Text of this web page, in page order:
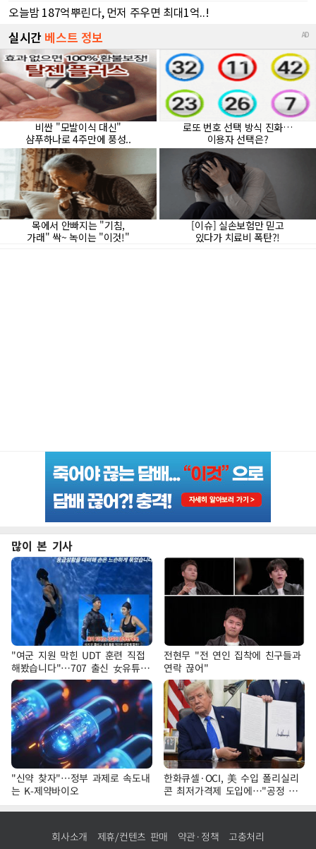
많이 본 기사
"여군 지원 막힌 UDT 훈련 직접
해봤습니다"…707 출신 女유튜버
'완벽 소화'
전현무 "전 연인 집착에 친구들과
연락 끊어"
"신약 찾자"…정부 과제로 속도내
는 K-제약바이오
한화큐셀·OCI, 美 수입 폴리실리
콘 최저가격제 도입에…"공정 경
쟁·수익성 개선 환영"
회사소개 제휴/컨텐츠 판매 약관·정책 고충처리